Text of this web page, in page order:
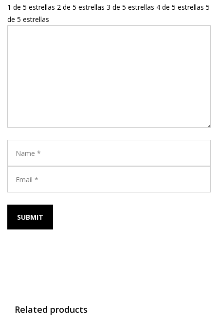
1 de 5 estrellas 2 de 5 estrellas 3 de 5 estrellas 4 de 5 estrellas 5
de 5 estrellas
Related products